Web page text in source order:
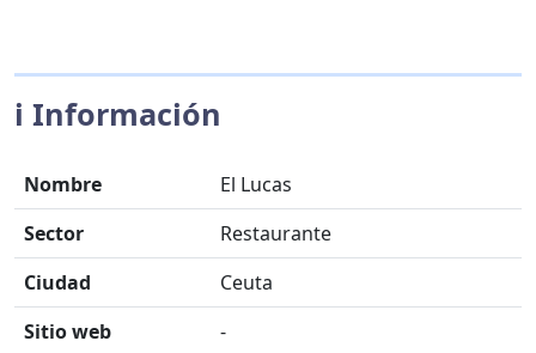
ℹ️ Información
Nombre
El Lucas
Sector
Restaurante
Ciudad
Ceuta
Sitio web
-